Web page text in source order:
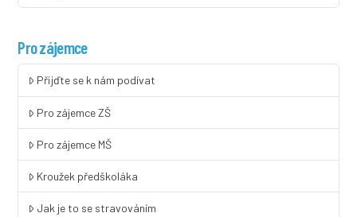
Pro zájemce
Přijďte se k nám podívat
Pro zájemce ZŠ
Pro zájemce MŠ
Kroužek předškoláka
Jak je to se stravováním